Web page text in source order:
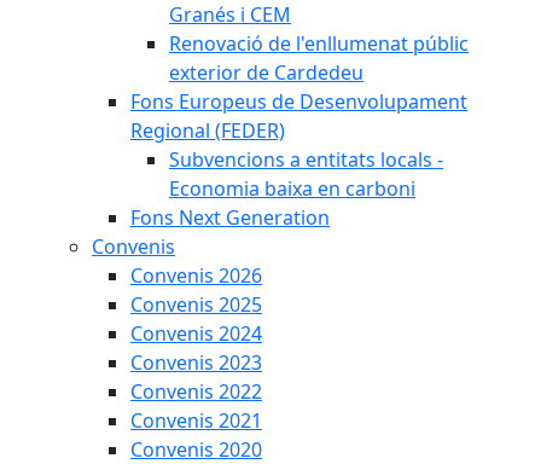
Granés i CEM
Renovació de l'enllumenat públic
exterior de Cardedeu
Fons Europeus de Desenvolupament
Regional (FEDER)
Subvencions a entitats locals -
Economia baixa en carboni
Fons Next Generation
Convenis
Convenis 2026
Convenis 2025
Convenis 2024
Convenis 2023
Convenis 2022
Convenis 2021
Convenis 2020